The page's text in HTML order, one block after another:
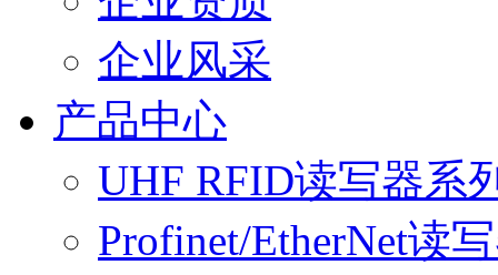
企业风采
产品中心
UHF RFID读写器系
Profinet/EtherNet读